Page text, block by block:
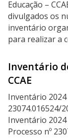
Educação –
divulgados os
inventário
para realizar a
Inventário
CCAE
Inventário 2024
23074.016524/
Inventário 2024
Processo nº